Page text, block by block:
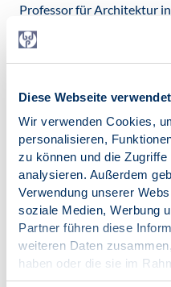
Diese Webseite
Wir verwenden Cookies,
personalisieren,
zu können und die
analysieren. Außerdem
Verwendung unserer
soziale Medien, Werbung
Partner führen diese
weiteren Daten
haben oder die sie im
gesammelt haben.
Professor für Architektur
im BDP über 30 Jahre
die Anerkennung der
der Sektion GUS. Sie war
feinfühlig, rundum
Moden und Konventionen
(G.Klaes-Rauch).
Einblicke: Gerhild von
Interview für das
Theo Herrmann †
Funke) undNachruf Prof.